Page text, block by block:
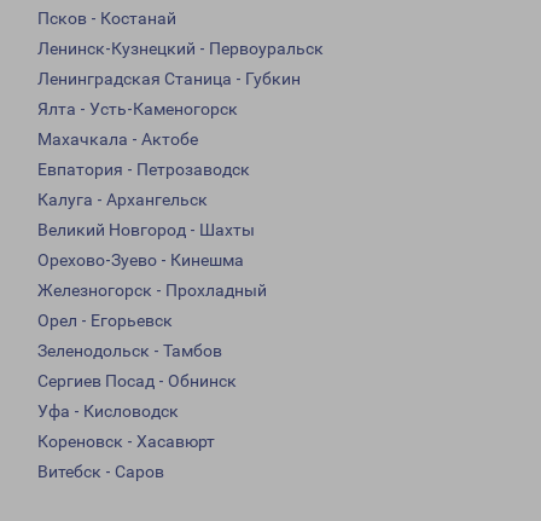
Псков - Костанай
Ленинск-Кузнецкий - Первоуральск
Ленинградская Станица - Губкин
Ялта - Усть-Каменогорск
Махачкала - Актобе
Евпатория - Петрозаводск
Калуга - Архангельск
Великий Новгород - Шахты
Орехово-Зуево - Кинешма
Железногорск - Прохладный
Орел - Егорьевск
Зеленодольск - Тамбов
Сергиев Посад - Обнинск
Уфа - Кисловодск
Кореновск - Хасавюрт
Витебск - Саров